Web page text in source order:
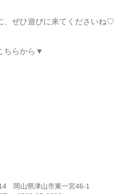
、ぜひ遊びに来てくださいね♡
ちらから▼
岡山県津山市東一宮46-1